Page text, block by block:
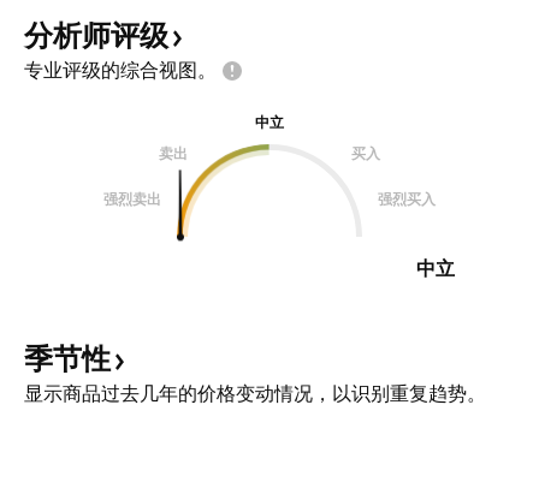
分析师评级
专业评级的综合视图。
中立
卖出
买入
强烈卖出 强烈买入
中立
季节性
显示商品过去几年的价格变动情况，以识别重复趋势。